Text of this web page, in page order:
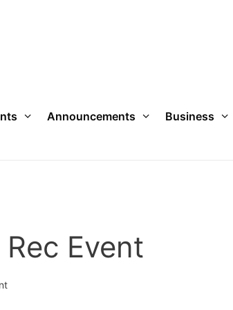
Announcements Business
Event